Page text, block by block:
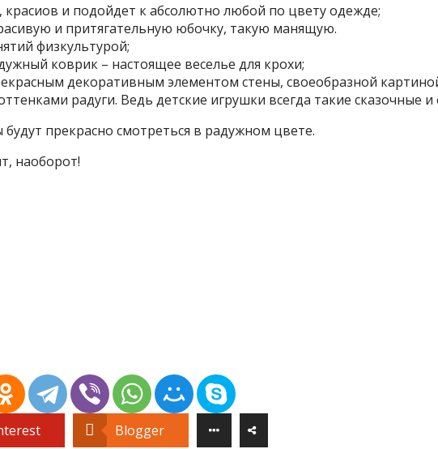
и подойдет к абсолютно любой по цвету одежде;
и притягательную юбочку, такую манящую.
физкультурой;
коврик – настоящее веселье для крохи;
декоративным элементом стены, своеобразной
радуги. Ведь детские игрушки всегда такие сказочные и
прекрасно смотреться в радужном цвете.
наоборот!
Blogger